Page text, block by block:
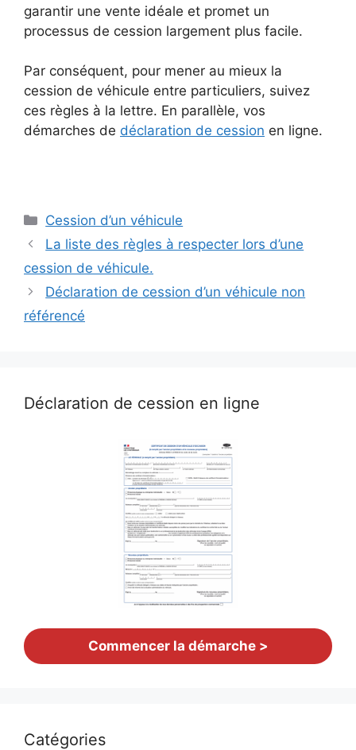
garantir une vente idéale et promet un
processus de cession largement plus facile.
Par conséquent, pour mener au mieux la
cession de véhicule entre particuliers, suivez
ces règles à la lettre. En parallèle, vos
démarches de déclaration de cession en ligne.
Catégories
Cession d’un véhicule
La liste des règles à respecter lors d’une
cession de véhicule.
Déclaration de cession d’un véhicule non
référencé
Déclaration de cession en ligne
Commencer la démarche >
Catégories